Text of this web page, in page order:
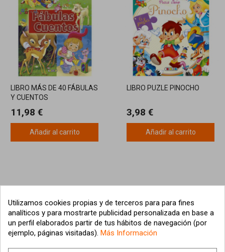
LIBRO MÁS DE 40 FÁBULAS
Y CUENTOS
11,98 €
Añadir al carrito
LIBRO PUZLE PINOCHO
3,98 €
Añadir al carrito
Utilizamos cookies propias y de terceros para para fines
analíticos y para mostrarte publicidad personalizada en base a
un perfil elaborados partir de tus hábitos de navegación (por
ejemplo, páginas visitadas). Más Información